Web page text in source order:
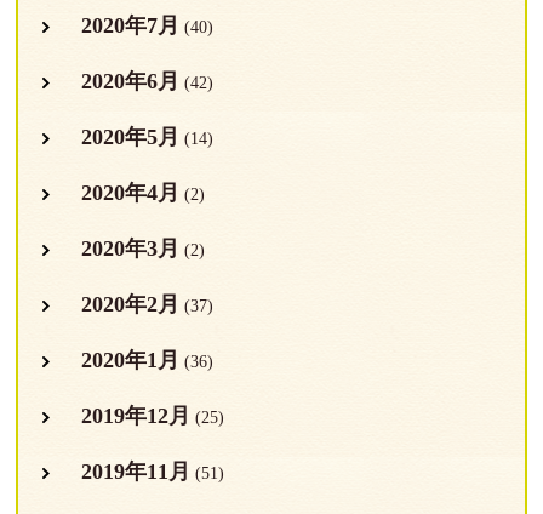
2020年7月 (40)
2020年6月 (42)
2020年5月 (14)
2020年4月 (2)
2020年3月 (2)
2020年2月 (37)
2020年1月 (36)
2019年12月 (25)
2019年11月 (51)